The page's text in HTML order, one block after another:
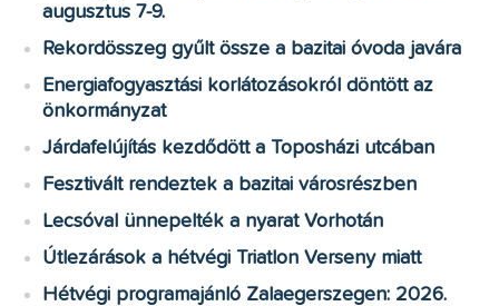
augusztus 7-9.
Rekordösszeg gyűlt össze a bazitai óvoda javára
Energiafogyasztási korlátozásokról döntött az
önkormányzat
Járdafelújítás kezdődött a Toposházi utcában
Fesztivált rendeztek a bazitai városrészben
Lecsóval ünnepelték a nyarat Vorhotán
Útlezárások a hétvégi Triatlon Verseny miatt
Hétvégi programajánló Zalaegerszegen: 2026.